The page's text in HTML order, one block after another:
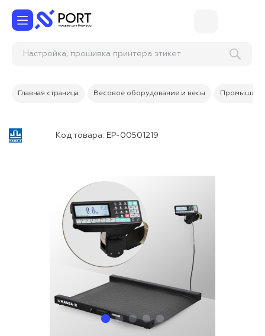
Настройка, прошивка принтера эт
Главная страница Весовое оборудование и весы
Код товара: ЕР-00501219